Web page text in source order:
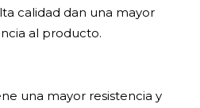
calidad dan una mayor
al producto.
una mayor resistencia y